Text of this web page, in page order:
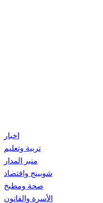
اخبار
تربية وتعليم
منبر المدار
شوبينج واقتصاد
صحة ومطبخ
الأسرة والقانون